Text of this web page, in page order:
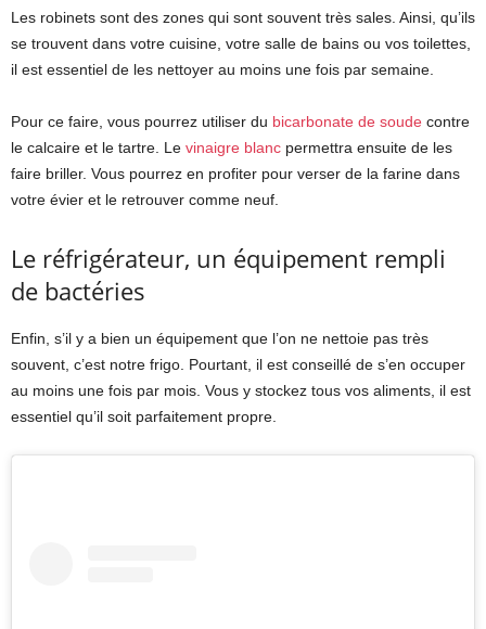
Les robinets sont des zones qui sont souvent très sales. Ainsi, qu’ils
se trouvent dans votre cuisine, votre salle de bains ou vos toilettes,
il est essentiel de les nettoyer au moins une fois par semaine.
Pour ce faire, vous pourrez utiliser du bicarbonate de soude contre
le calcaire et le tartre. Le vinaigre blanc permettra ensuite de les
faire briller. Vous pourrez en profiter pour verser de la farine dans
votre évier et le retrouver comme neuf.
Le réfrigérateur, un équipement rempli
de bactéries
Enfin, s’il y a bien un équipement que l’on ne nettoie pas très
souvent, c’est notre frigo. Pourtant, il est conseillé de s’en occuper
au moins une fois par mois. Vous y stockez tous vos aliments, il est
essentiel qu’il soit parfaitement propre.